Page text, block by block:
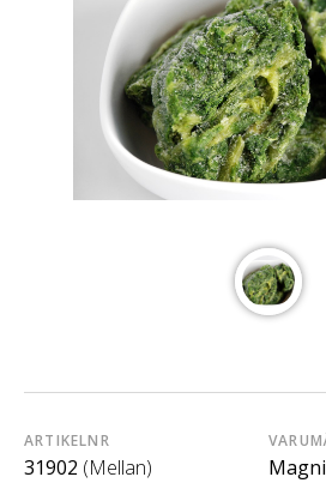
ARTIKELNR
31902 (Mellan)